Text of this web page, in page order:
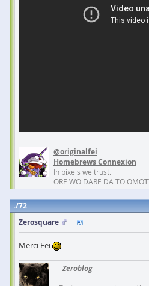
@originalfei
Homebrews Connexion
In pixels we trust.
ORE WO DARE DA TO
72
Zerosquare
Merci Fei
—Zeroblog—